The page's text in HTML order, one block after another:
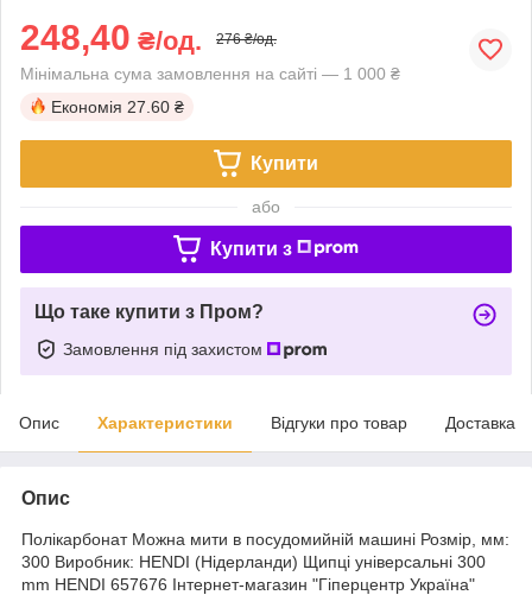
248,40 ₴/од. 276 ₴/од.
Мінімальна сума замовлення на сайті — 1 000 ₴
Економія 27.60 ₴
Купити
або
Купити з
Що таке купити з Пром?
Замовлення під захистом
Опис Характеристики Відгуки про товар Доставка
Опис
Полікарбонат Можна мити в посудомийній машині Розмір, мм:
300 Виробник: HENDI (Нідерланди) Щипці універсальні 300
mm HENDI 657676 Інтернет-магазин "Гіперцентр Україна"